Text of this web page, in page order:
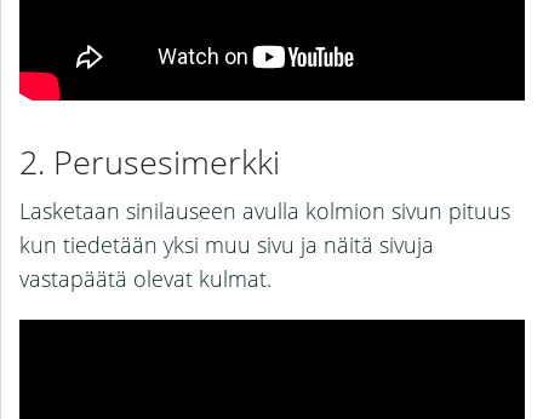
Perusesimerkki
Lasketaan sinilauseen avulla kolmion sivun pituus
kun tiedetään yksi muu sivu ja näitä sivuja
vastapäätä olevat kulmat.